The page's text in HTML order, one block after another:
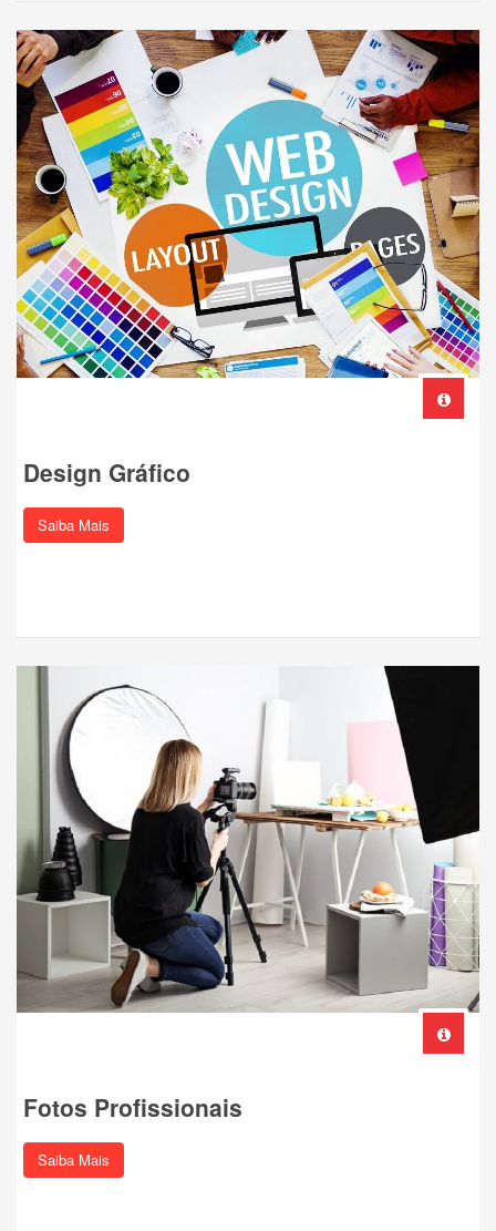
Design Gráfico
Saiba Mais
Fotos Profissionais
Saiba Mais